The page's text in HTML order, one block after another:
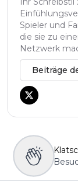
Spieler und
die sie zu
Netzwerk
Beiträge